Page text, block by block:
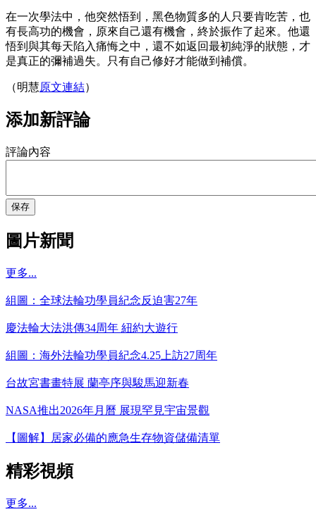
在一次學法中，他突然悟到，黑色物質多的人只要肯吃苦，也
有長高功的機會，原來自己還有機會，終於振作了起來。他還
悟到與其每天陷入痛悔之中，還不如返回最初純淨的狀態，才
是真正的彌補過失。只有自己修好才能做到補償。
（明慧原文連結）
添加新評論
評論內容
保存
圖片新聞
更多...
組圖：全球法輪功學員紀念反迫害27年
慶法輪大法洪傳34周年 紐約大遊行
組圖：海外法輪功學員紀念4.25上訪27周年
台故宮書畫特展 蘭亭序與駿馬迎新春
NASA推出2026年月曆 展現罕見宇宙景觀
【圖解】居家必備的應急生存物資儲備清單
精彩視頻
更多...